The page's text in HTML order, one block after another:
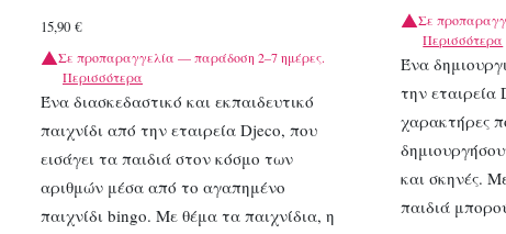
15,90 €
Σε προπαραγγελία — παράδοση 2–7 ημέρες.
Περισσότερα
Ένα διασκεδαστικό και εκπαιδευτικό
παιχνίδι από την εταιρεία Djeco, που
εισάγει τα παιδιά στον κόσμο των
αριθμών μέσα από το αγαπημένο
παιχνίδι bingo. Με θέμα τα παιχνίδια, η
Σε
Περισσότερα
Ένα
την εταιρεία
χαρακτήρες
και σκηνές.
παιδιά